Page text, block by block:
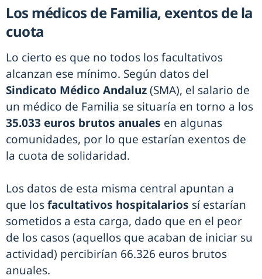
Los médicos de Familia, exentos de la
cuota
Lo cierto es que no todos los facultativos
alcanzan ese mínimo. Según datos del
Sindicato Médico Andaluz(SMA), el salario de
un médico de Familia se situaría en torno a los
35.033 euros brutos anuales en algunas
comunidades, por lo que estarían exentos de
la cuota de solidaridad.
Los datos de esta misma central apuntan a
que losfacultativos hospitalarios sí estarían
sometidos a esta carga, dado que en el peor
de los casos (aquellos que acaban de iniciar su
actividad) percibirían 66.326 euros brutos
anuales.